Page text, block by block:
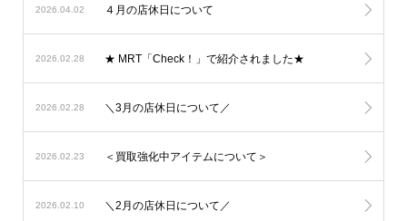
2026.04.02 ４月の店休日について
2026.02.28 ★ MRT「Check！」で紹介されました★
2026.02.28 ＼3月の店休日について／
2026.02.23 ＜買取強化中アイテムについて＞
2026.02.10 ＼2月の店休日について／